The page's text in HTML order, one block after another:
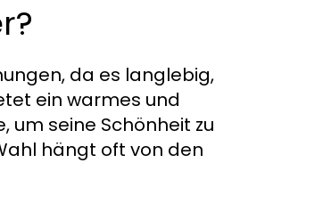
da es langlebig,
ein warmes und
um seine Schönheit zu
hängt oft von den